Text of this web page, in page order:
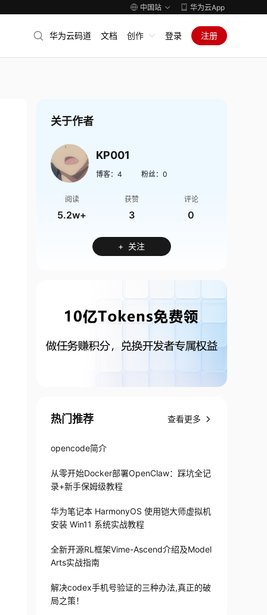
中国站 华为云App
华为云码道 文档 创作 登录 注册
关于作者
KP001
博客： 4 粉丝： 0
阅读
5.2w+
获赞
3
评论
0
+ 关注
热门推荐 查看更多
opencode简介
从零开始Docker部署OpenClaw：踩坑全记
录+新手保姆级教程
华为笔记本 HarmonyOS 使用铠大师虚拟机
安装 Win11 系统实战教程
全新开源RL框架Vime-Ascend介绍及Model
Arts实战指南
解决codex手机号验证的三种办法,真正的破
局之策！